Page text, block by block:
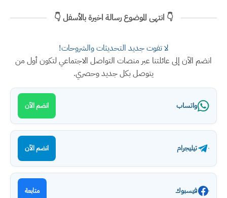
👇 انتهى الموضوع رسالة اخيرة بالأسفل 👇
لا تفوت جديد التحديثات والشروحات!
انضم الآن إلى عائلتنا عبر منصات التواصل الاجتماعي لتكون أول من
يتوصل بكل جديد وحصري.
واتساب انضم الآن
تيليجرام انضم الآن
فيسبوك متابعة